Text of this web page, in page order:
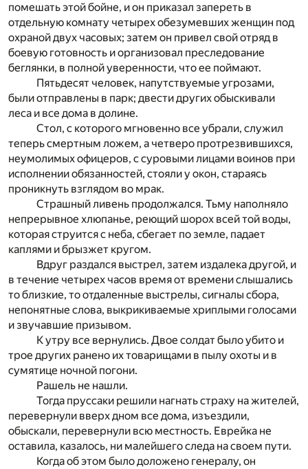
помешать этой бойне, и он приказал запереть в
отдельную комнату четырех обезумевших женщин под
охраной двух часовых; затем он привел свой отряд в
боевую готовность и организовал преследование
беглянки, в полной уверенности, что ее поймают.
Пятьдесят человек, напутствуемые угрозами,
были отправлены в парк; двести других обыскивали
леса и все дома в долине.
Стол, с которого мгновенно все убрали, служил
теперь смертным ложем, а четверо протрезвившихся,
неумолимых офицеров, с суровыми лицами воинов при
исполнении обязанностей, стояли у окон, стараясь
проникнуть взглядом во мрак.
Страшный ливень продолжался. Тьму наполняло
непрерывное хлюпанье, реющий шорох всей той воды,
которая струится с неба, сбегает по земле, падает
каплями и брызжет кругом.
Вдруг раздался выстрел, затем издалека другой, и
в течение четырех часов время от времени слышались
то близкие, то отдаленные выстрелы, сигналы сбора,
непонятные слова, выкрикиваемые хриплыми голосами
и звучавшие призывом.
К утру все вернулись. Двое солдат было убито и
трое других ранено их товарищами в пылу охоты и в
сумятице ночной погони.
Рашель не нашли.
Тогда пруссаки решили нагнать страху на жителей,
перевернули вверх дном все дома, изъездили,
обыскали, перевернули всю местность. Еврейка не
оставила, казалось, ни малейшего следа на своем пути.
Когда об этом было доложено генералу, он